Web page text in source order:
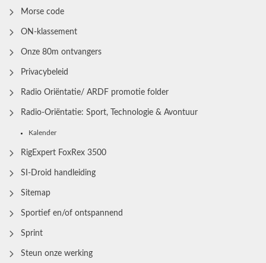
Morse code
ON-klassement
Onze 80m ontvangers
Privacybeleid
Radio Oriëntatie/ ARDF promotie folder
Radio‑Oriëntatie: Sport, Technologie & Avontuur
Kalender
RigExpert FoxRex 3500
SI-Droid handleiding
Sitemap
Sportief en/of ontspannend
Sprint
Steun onze werking